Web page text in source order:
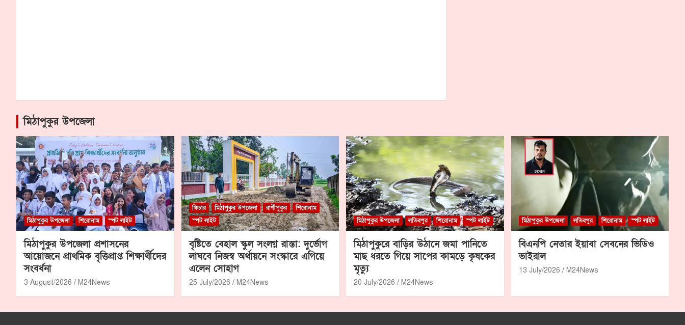
মিঠাপুকুর উপজেলা
মিঠাপুকুর উপজেলা শিরোনাম স্পট লাইট
মিঠাপুকুর উপজেলা প্রশাসনের
আয়োজনে প্রাথমিক বৃত্তিপ্রাপ্ত শিক্ষার্থীদের
সংবর্ধনা
3 August/2026 M24News
ফিচার মিঠাপুকুর উপজেলা রাণীপুকুর
শিরোনাম
স্পট লাইট
বৃষ্টিতে বেহাল স্কুল সংলগ্ন রাস্তা: দুর্ভোগ
লাঘবে নিজস্ব অর্থায়নে সংস্কারে এগিয়ে
এলেন সোহাগ
25 July/2026 M24News
মিঠাপুকুর উপজেলা লতিবপুর শিরোনাম স্পট লাইট
মিঠাপুকুরে বাড়ির উঠানে জমা পানিতে
মাছ ধরতে গিয়ে সাপের কামড়ে কৃষকের
মৃত্যু
20 July/2026 M24News
মিঠাপুকুর উপজেলা লতিবপুর শিরোনাম স্পট লাইট
বিএনপি নেতার ইয়াবা সেবনের ভিডিও
ভাইরাল
13 July/2026 M24News